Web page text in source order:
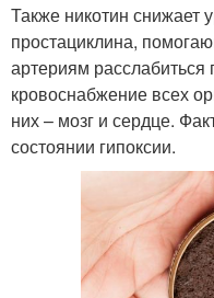
Также никотин снижает
простациклина,
артериям
кровоснабжение всех
них – мозг и сердце.
состоянии гипоксии.